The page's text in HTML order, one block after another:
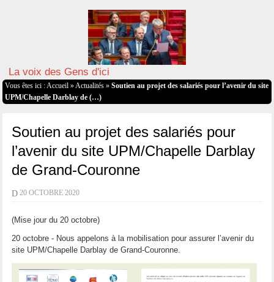
La voix des Gens d'ici
Vous êtes ici : Accueil » Actualités» Soutien au projet des salariés pour l’avenir du site
UPM/Chapelle Darblay de (…)
Soutien au projet des salariés pour
l’avenir du site UPM/Chapelle Darblay
de Grand-Couronne
D 20 OCTOBRE 2020
(Mise jour du 20 octobre)
20 octobre - Nous appelons à la mobilisation pour assurer l’avenir du
site UPM/Chapelle Darblay de Grand-Couronne.